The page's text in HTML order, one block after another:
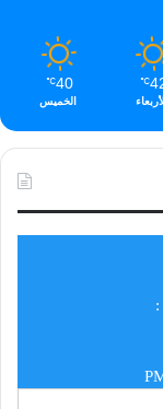
℃
40
℃
الخميس